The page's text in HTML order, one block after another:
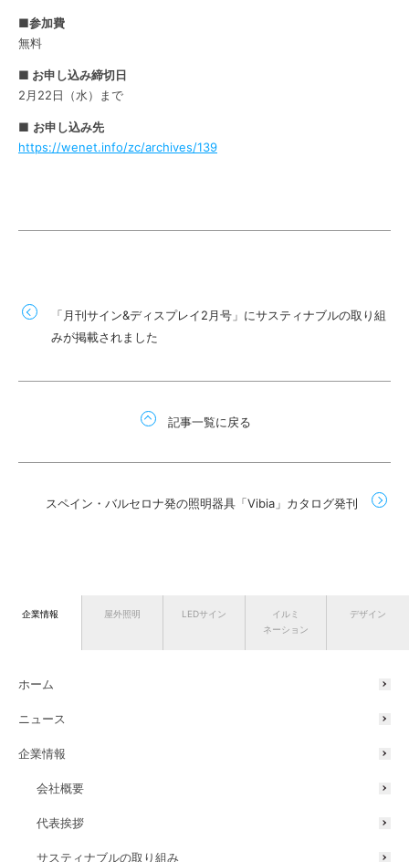
企業情報 屋外照明 LEDサイン
イルミ
ネーション
デザイン
ホーム
ニュース
企業情報
会社概要
代表挨拶
サスティナブルの取り組み
■参加費
無料
■ お申し込み締切日
2月22日（水）まで
■ お申し込み先
https://wenet.info/zc/archives/139
「月刊サイン&ディスプレイ2月号」にサスティナブルの取り組
みが掲載されました
記事一覧に戻る
スペイン・バルセロナ発の照明器具「Vibia」カタログ発刊
TOP
澤が登壇